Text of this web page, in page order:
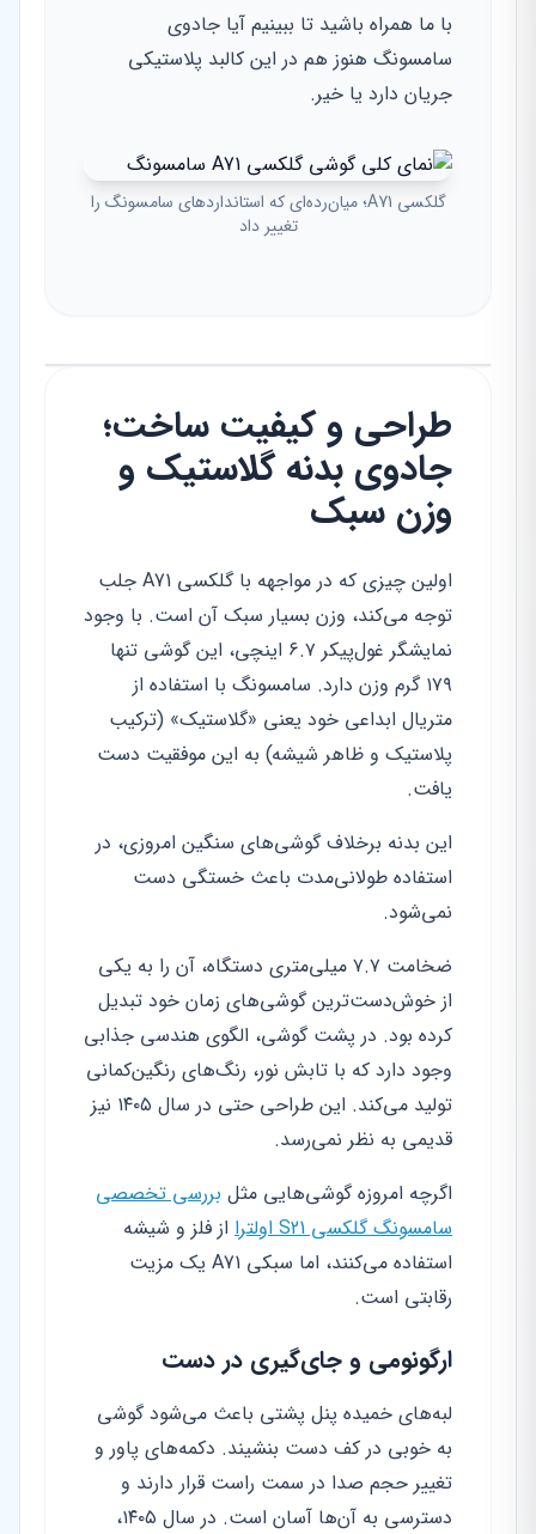
با ما همراه باشید تا ببینیم آیا جادوی
سامسونگ هنوز هم در این کالبد پلاستیکی
جریان دارد یا خیر.
گلکسی A71؛ میان‌رده‌ای که استانداردهای سامسونگ را
تغییر داد
طراحی و کیفیت ساخت؛
جادوی بدنه گلاستیک و
وزن سبک
اولین چیزی که در مواجهه با گلکسی A71 جلب
توجه می‌کند، وزن بسیار سبک آن است. با وجود
نمایشگر غول‌پیکر ۶.۷ اینچی، این گوشی تنها
۱۷۹ گرم وزن دارد. سامسونگ با استفاده از
متریال ابداعی خود یعنی «گلاستیک» (ترکیب
پلاستیک و ظاهر شیشه) به این موفقیت دست
یافت.
این بدنه برخلاف گوشی‌های سنگین امروزی، در
استفاده طولانی‌مدت باعث خستگی دست
نمی‌شود.
ضخامت ۷.۷ میلی‌متری دستگاه، آن را به یکی
از خوش‌دست‌ترین گوشی‌های زمان خود تبدیل
کرده بود. در پشت گوشی، الگوی هندسی جذابی
وجود دارد که با تابش نور، رنگ‌های رنگین‌کمانی
تولید می‌کند. این طراحی حتی در سال ۱۴۰۵ نیز
قدیمی به نظر نمی‌رسد.
اگرچه امروزه گوشی‌هایی مثل بررسی تخصصی
سامسونگ گلکسی S21 اولترا
از فلز و شیشه
استفاده می‌کنند، اما سبکی A71 یک مزیت
رقابتی است.
ارگونومی و جای‌گیری در دست
لبه‌های خمیده پنل پشتی باعث می‌شود گوشی
به خوبی در کف دست بنشیند. دکمه‌های پاور و
تغییر حجم صدا در سمت راست قرار دارند و
دسترسی به آن‌ها آسان است. در سال ۱۴۰۵،